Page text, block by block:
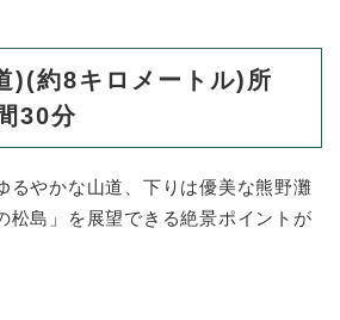
)(約8キロメートル)所
30分
るやかな山道、下りは優美な熊野灘
松島」を展望できる絶景ポイントが